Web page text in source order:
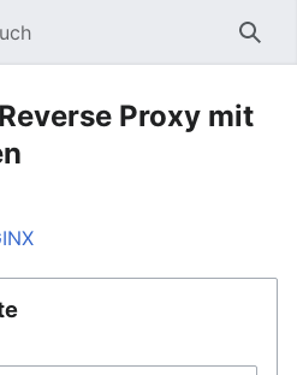
Proxy mit